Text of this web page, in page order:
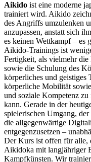
Aikido ist eine moderne
trainiert wird. Aikido
des Angriffs umzulenken
anzupassen, anstatt sich
es keinen Wettkampf – es
Aikido-Trainings ist
Fertigkeit, als vielmehr
sowie die Schulung des
körperliches und geistiges
körperliche Mobilität
und soziale Kompetenz zu
kann. Gerade in der
spielerischen Umgang,
die allgegenwärtige
entgegenzusetzen –
Der Kurs ist offen für alle,
Aikidoka mit langjähriger
Kampfkünsten. Wir